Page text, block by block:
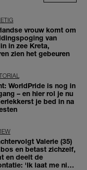
vrouw komt om
van
in zee Kreta,
zien het gebeuren
WorldPride is nog in
– en hier rol je nu
je bed in na
Valerie (35)
en betast zichzelf,
en deelt de
'Ik laat me niet